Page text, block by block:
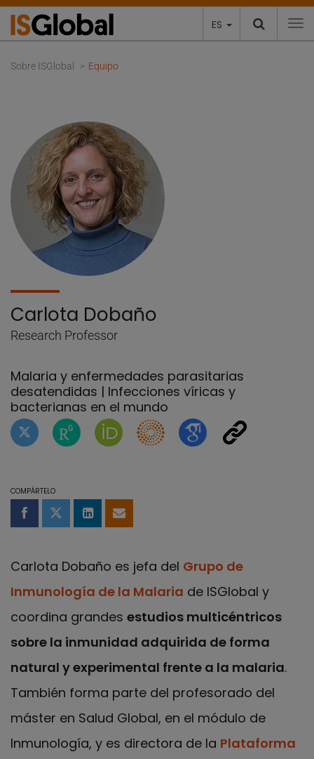
ES
Sobre ISGlobal Equipo
Carlota Dobaño
Research Professor
Malaria y enfermedades parasitarias
desatendidas | Infecciones víricas y
bacterianas en el mundo
Perfil de Twitter de Carlota Dobaño
COMPÁRTELO
Compartir en Facebook
Compartir en Twitter
Compartir en LinkedIn
Compartir por email
Carlota Dobaño es jefa del Grupo de
Inmunología de la Malaria de ISGlobal y
coordina grandes estudios multicéntricos
sobre la inmunidad adquirida de forma
natural y experimental frente a la malaria.
También forma parte del profesorado del
máster en Salud Global, en el módulo de
Inmunología, y es directora de la Plataforma